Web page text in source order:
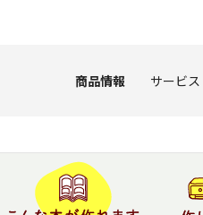
商品情報 サービス